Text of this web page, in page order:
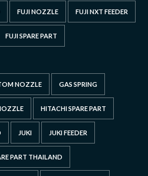
FUJI NOZZLE FUJI NXT FEEDER
FUJI SPARE PART
NOZZLE GAS SPRING
HITACHI SPARE PART
JUKI JUKI FEEDER
PART THAILAND